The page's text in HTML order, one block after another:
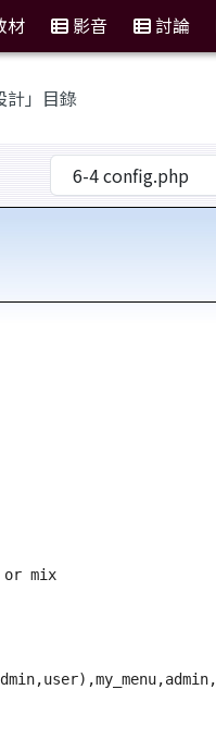
材 影音 討論
計」目錄
or mix